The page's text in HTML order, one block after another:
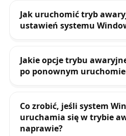
Jak uruchomić tryb
ustawień systemu
Jakie opcje trybu
po ponownym
Co zrobić, jeśli system
uruchamia się w trybie
naprawie?